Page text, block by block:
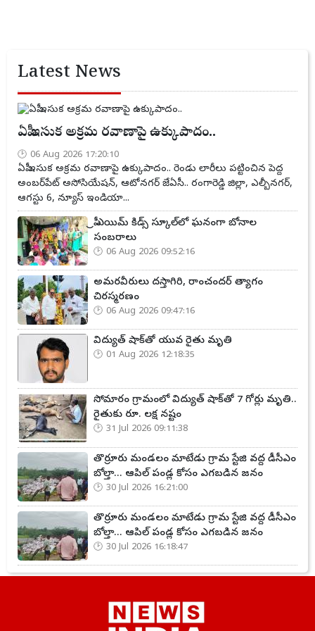
Latest News
ఏపీ ఇసుక అక్రమ రవాణాపై ఉక్కుపాదం..
06 Aug 2026 17:20:10
ఏపీ ఇసుక అక్రమ రవాణాపై ఉక్కుపాదం.. రెండు లారీలు పట్టించిన పెద్ద
అంబర్‌పేట్ అసోసియేషన్, ఆటోనగర్ జేఏసీ.. రంగారెడ్డి జిల్లా, ఎల్బీనగర్,
ఆగస్టు 6, న్యూస్ ఇండియా...
ప్రీ ఎయిమ్ కిడ్స్ స్కూల్‌లో ఘనంగా బోనాల
సంబరాలు
06 Aug 2026 09:52:16
అమరవీరులు దస్తాగిరి, రాంచందర్ త్యాగం
చిరస్మరణం
06 Aug 2026 09:47:16
విద్యుత్ షాక్‌తో యువ రైతు మృతి
01 Aug 2026 12:18:35
సోమారం గ్రామంలో విద్యుత్ షాక్‌తో 7 గోర్లు మృతి..
రైతుకు రూ. లక్ష నష్టం
31 Jul 2026 09:11:38
తొర్రూరు మండలం మాటేడు గ్రామ స్టేజి వద్ద డీసీఎం
బోల్తా... ఆపిల్ పండ్ల కోసం ఎగబడిన జనం
30 Jul 2026 16:21:00
తొర్రూరు మండలం మాటేడు గ్రామ స్టేజి వద్ద డీసీఎం
బోల్తా... ఆపిల్ పండ్ల కోసం ఎగబడిన జనం
30 Jul 2026 16:18:47